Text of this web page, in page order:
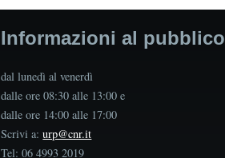
Informazioni al pubblico
dal lunedì al venerdì
dalle ore 08:30 alle 13:00 e
dalle ore 14:00 alle 17:00
Scrivi a:urp@cnr.it
Tel: 06 4993 2019